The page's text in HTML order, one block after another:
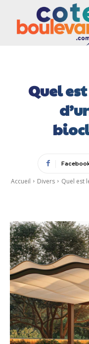
Quel
Accueil Divers Quel est